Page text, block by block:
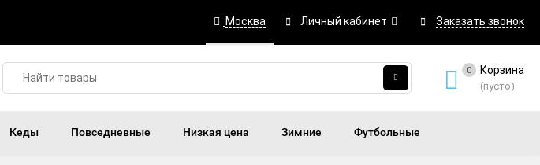
Москва Личный кабинет Заказать звонок
0 Корзина
(пусто)
Кеды Повседневные Низкая цена Зимние Футбольные